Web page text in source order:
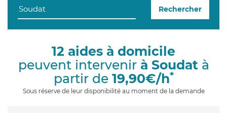
g
Rechercher
12 aides à domicile
peuvent intervenir à Soudatà
partir de 19,90€/h*
Sous réserve de leur disponibilité au moment de la demande